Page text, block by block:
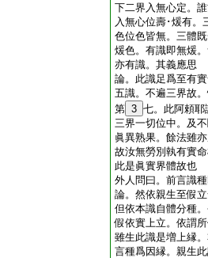
下二界入無心定。
入無心位壽･煖有。
色位色皆無。三體
煖色。有識即無煖
亦有識。其義應思
論。此識足爲至有
五識。不遍三界故
第 3 七。此阿頼耶
三界一切位中。及
眞異熟果。餘法雖
故汝無勞別執有實
此是眞實界體故也
外人問曰。前言識
論。然依親生至假
但依本識自體分種
假依實上立。依謂
雖生此識是増上縁
言種爲因縁。親生